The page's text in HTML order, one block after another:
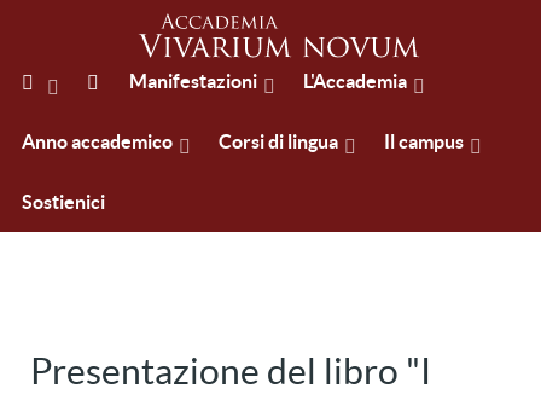
Manifestazioni L'Accademia
Anno accademico Corsi di lingua Il campus
Sostienici
Presentazione del libro "I